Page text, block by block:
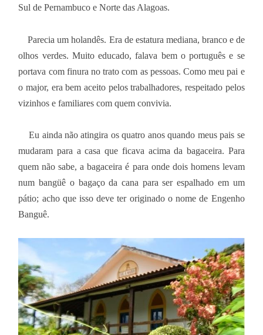
Sul de Pernambuco e Norte das Alagoas.
Parecia um holandês. Era de estatura mediana, branco e de
olhos verdes. Muito educado, falava bem o português e se
portava com finura no trato com as pessoas. Como meu pai e
o major, era bem aceito pelos trabalhadores, respeitado pelos
vizinhos e familiares com quem convivia.
Eu ainda não atingira os quatro anos quando meus pais se
mudaram para a casa que ficava acima da bagaceira. Para
quem não sabe, a bagaceira é para onde dois homens levam
num bangüê o bagaço da cana para ser espalhado em um
pátio; acho que isso deve ter originado o nome de Engenho
Banguê.